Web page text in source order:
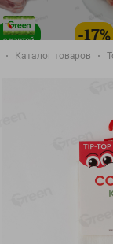
-17%
9.99
охлажд
Каталог товаров